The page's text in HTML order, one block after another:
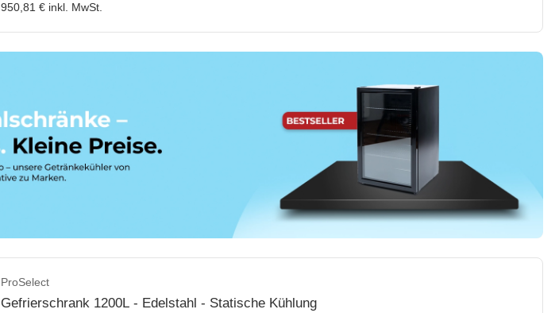
950,81 € inkl. MwSt.
ProSelect
Gefrierschrank 1200L - Edelstahl - Statische Kühlung